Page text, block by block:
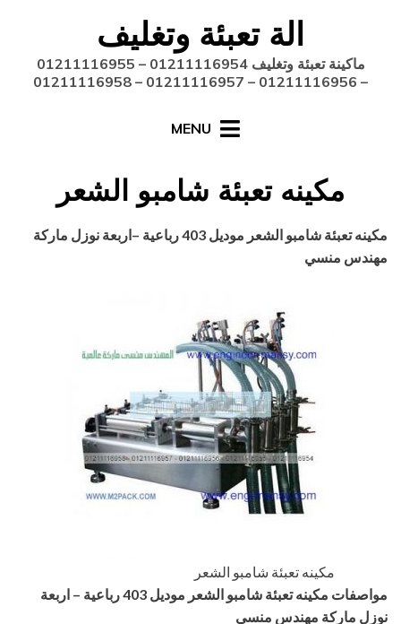
content
الة تعبئة وتغليف
ماكينة تعبئة وتغليف 01211116954 – 01211116955
– 01211116956 – 01211116957 – 01211116958
MENU
مكينه تعبئة شامبو الشعر
on
مكينه تعبئة شامبو الشعر موديل 403 رباعية –اربعة نوزل ماركة
مهندس منسي
مكينه تعبئة شامبو الشعر
مواصفات مكينه تعبئة شامبو الشعر
موديل 403 رباعية – اربعة
نوزل ماركة مهندس منسي